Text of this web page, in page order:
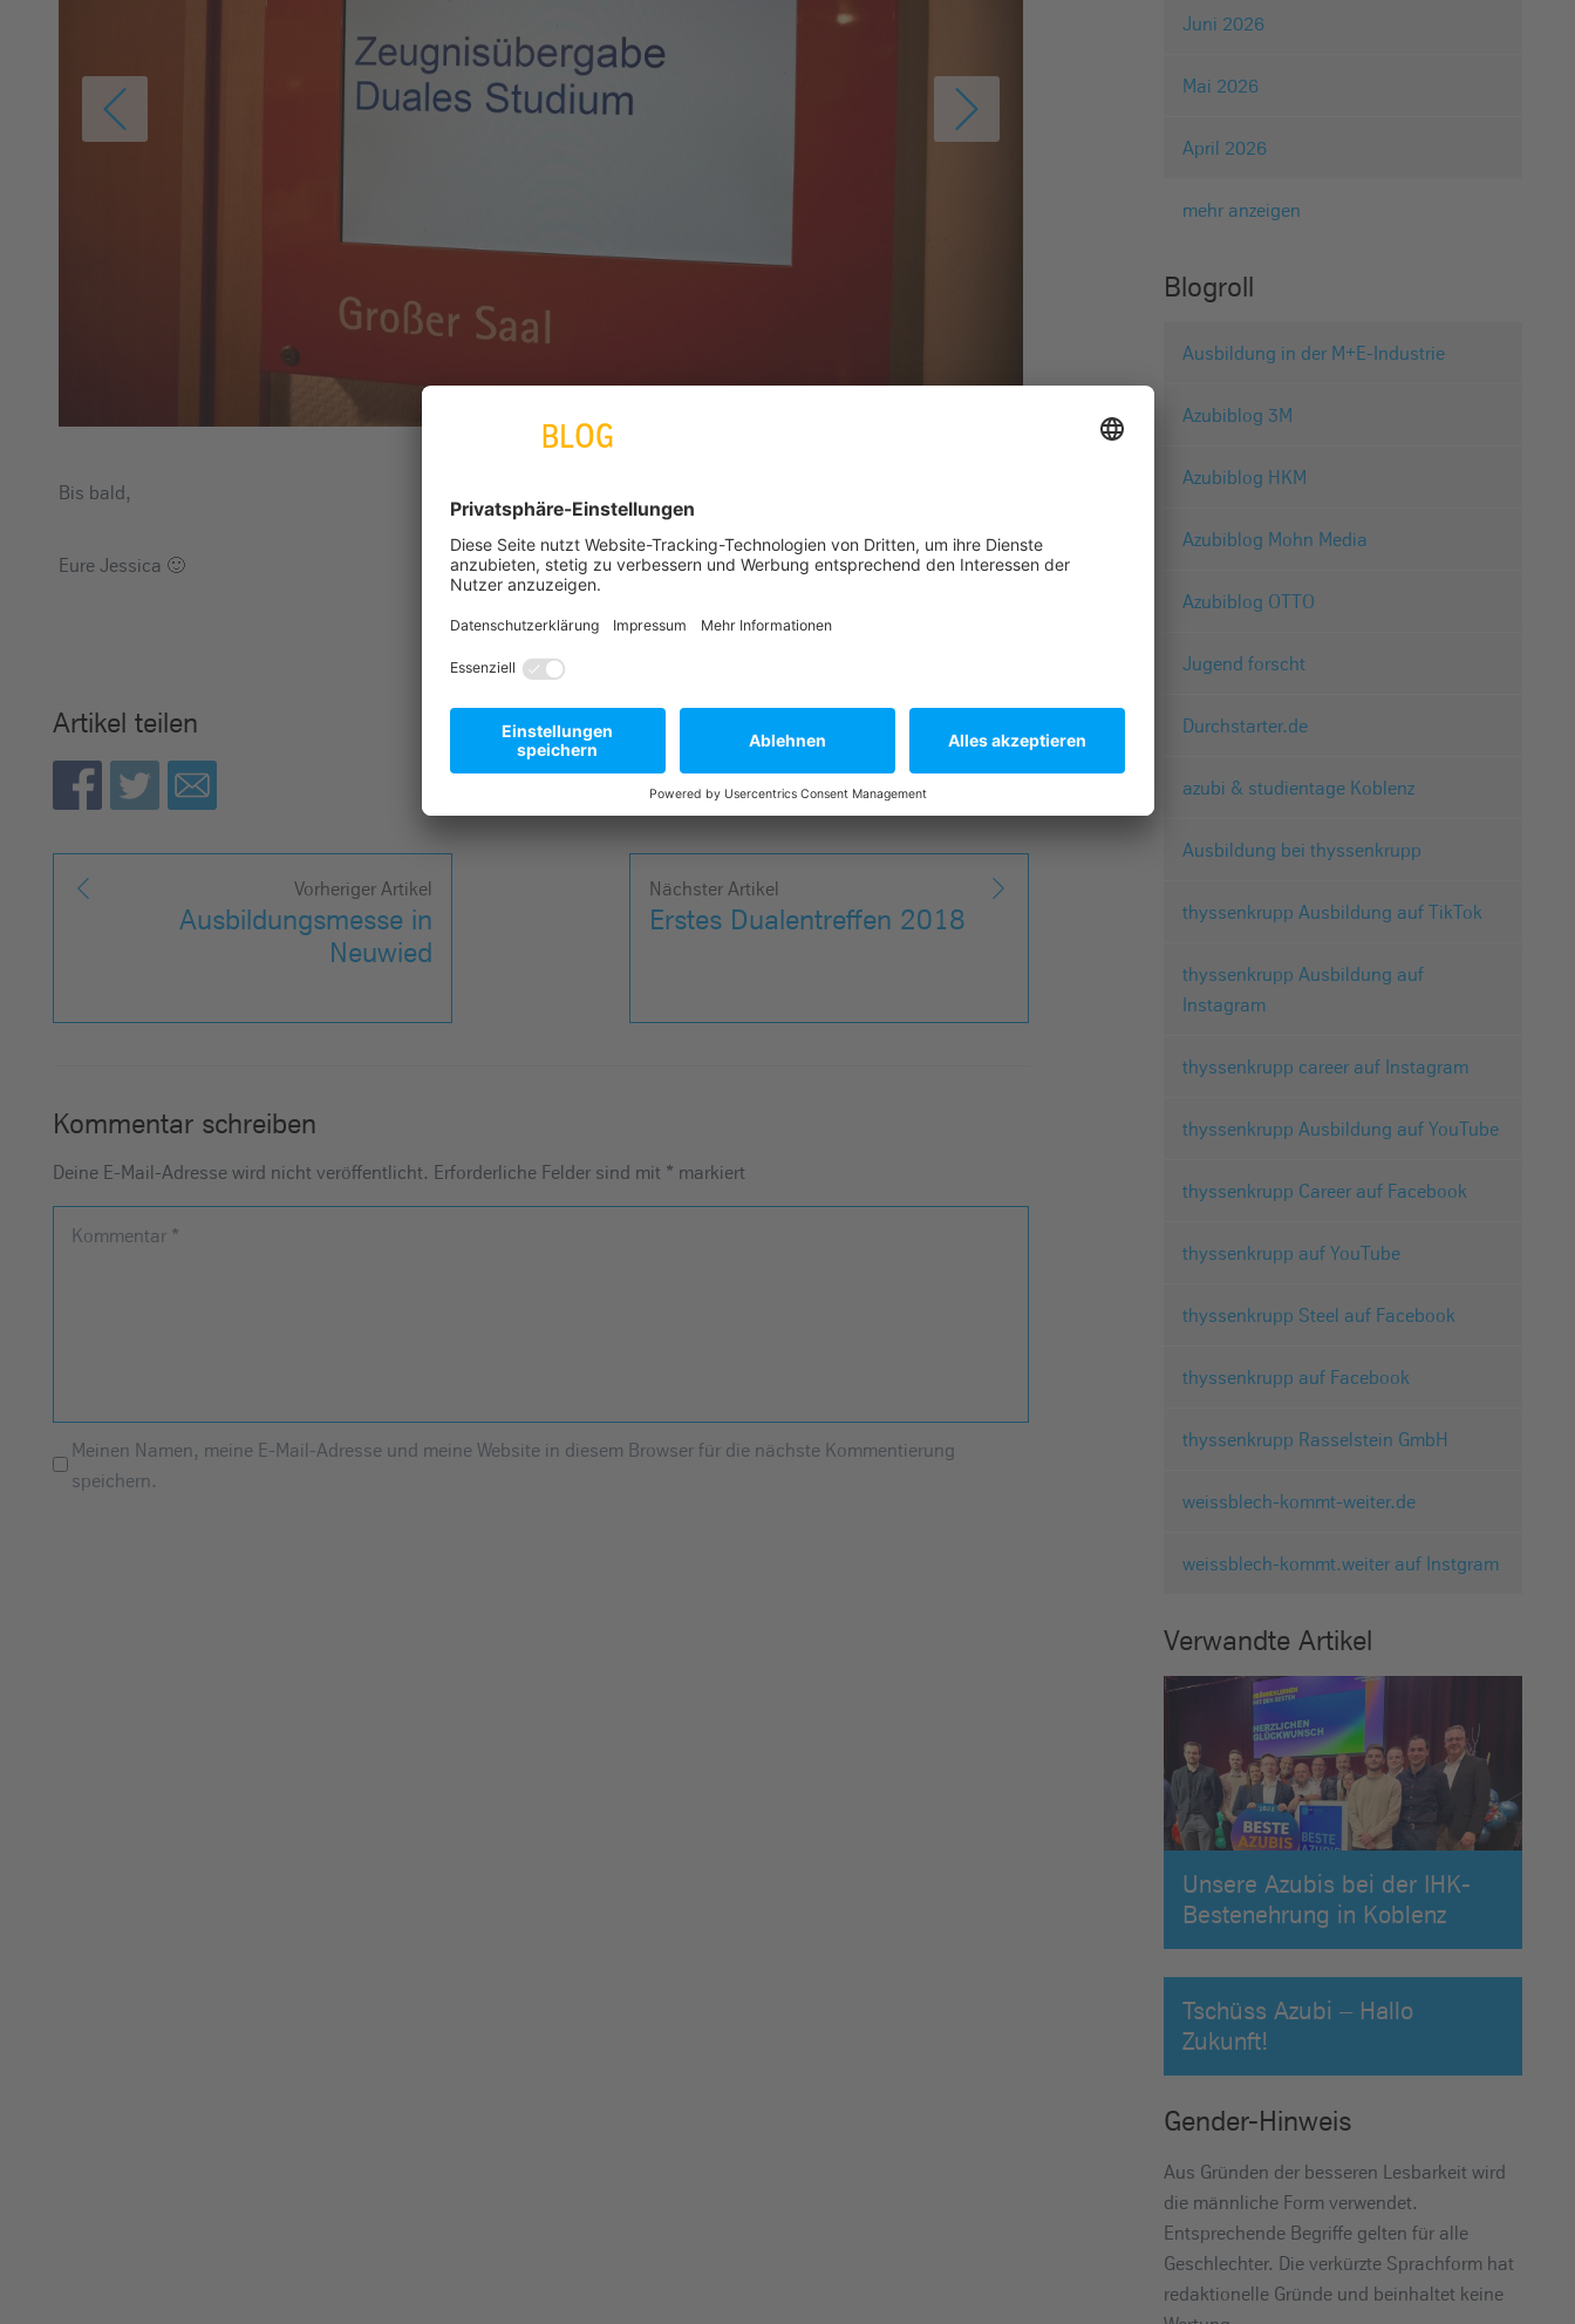
Bis bald,
Eure Jessica 🙂
Artikel teilen
Vorheriger Artikel
Ausbildungsmesse in
Neuwied
Nächster Artikel
Erstes Dualentreffen 2018
Kommentar schreiben
Deine E-Mail-Adresse wird nicht veröffentlicht. Erforderliche Felder sind mit * markiert
Kommentar *
Meinen Namen, meine E-Mail-Adresse und meine Website in diesem Browser für die nächste Kommentierung
speichern.
Juni 2026
Mai 2026
April 2026
mehr anzeigen
Blogroll
Ausbildung in der M+E-Industrie
Azubiblog 3M
Azubiblog HKM
Azubiblog Mohn Media
Azubiblog OTTO
Jugend forscht
Durchstarter.de
azubi & studientage Koblenz
Ausbildung bei thyssenkrupp
thyssenkrupp Ausbildung auf TikTok
thyssenkrupp Ausbildung auf
Instagram
thyssenkrupp career auf Instagram
thyssenkrupp Ausbildung auf YouTube
thyssenkrupp Career auf Facebook
thyssenkrupp auf YouTube
thyssenkrupp Steel auf Facebook
thyssenkrupp auf Facebook
thyssenkrupp Rasselstein GmbH
weissblech-kommt-weiter.de
weissblech-kommt.weiter auf Instgram
Verwandte Artikel
Unsere Azubis bei der IHK-
Bestenehrung in Koblenz
Tschüss Azubi – Hallo
Zukunft!
Gender-Hinweis
Aus Gründen der besseren Lesbarkeit wird
die männliche Form verwendet.
Entsprechende Begriffe gelten für alle
Geschlechter. Die verkürzte Sprachform hat
redaktionelle Gründe und beinhaltet keine